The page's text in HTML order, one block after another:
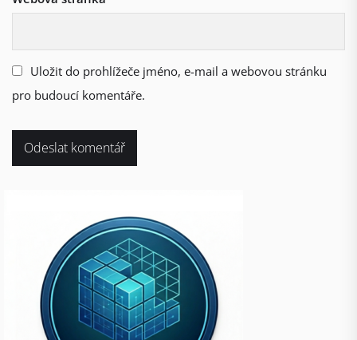
Uložit do prohlížeče jméno, e-mail a webovou stránku
pro budoucí komentáře.